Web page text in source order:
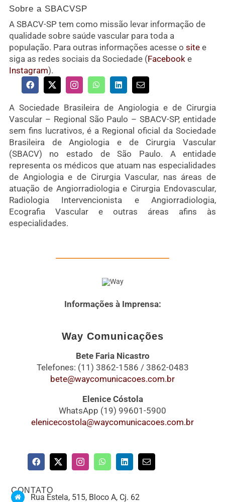
Sobre a SBACVSP
A SBACV-SP tem como missão levar informação de
qualidade sobre saúde vascular para toda a
população. Para outras informações acesse o sitee
siga as redes sociais da Sociedade (Facebooke
Instagram).
A Sociedade Brasileira de Angiologia e de Cirurgia
Vascular – Regional São Paulo – SBACV-SP, entidade
sem fins lucrativos, é a Regional oficial da Sociedade
Brasileira de Angiologia e de Cirurgia Vascular
(SBACV) no estado de São Paulo. A entidade
representa os médicos que atuam nas especialidades
de Angiologia e de Cirurgia Vascular, nas áreas de
atuação de Angiorradiologia e Cirurgia Endovascular,
Radiologia Intervencionista e Angiorradiologia,
Ecografia Vascular e outras áreas afins às
especialidades.
Informações à Imprensa:
Way Comunicações
Bete Faria Nicastro
Telefones: (11) 3862-1586 / 3862-0483
bete@waycomunicacoes.com.br
Elenice Cóstola
WhatsApp (19) 99601-5900
elenicecostola@waycomunicacoes.com.br
CONTATO
Rua Estela, 515, Bloco A, Cj. 62